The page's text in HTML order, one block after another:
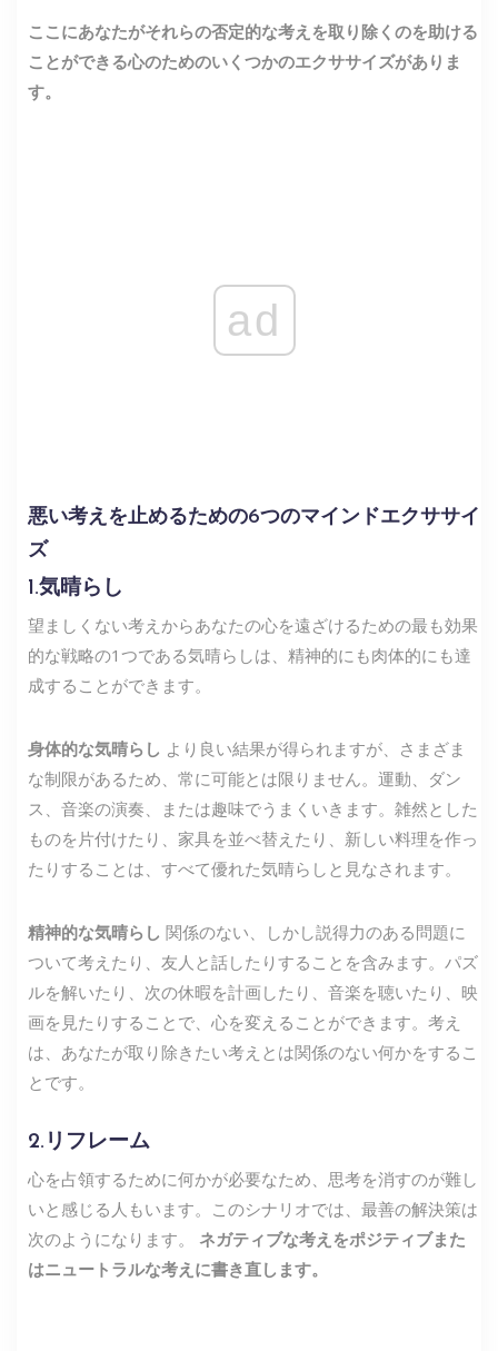
ここにあなたがそれらの否定的な考えを取り除くのを助ける
ことができる心のためのいくつかのエクササイズがありま
す。
ad
悪い考えを止めるための6つのマインドエクササイ
ズ
1.気晴らし
望ましくない考えからあなたの心を遠ざけるための最も効果
的な戦略の1つである気晴らしは、精神的にも肉体的にも達
成することができます。
身体的な気晴らし より良い結果が得られますが、さまざま
な制限があるため、常に可能とは限りません。運動、ダン
ス、音楽の演奏、または趣味でうまくいきます。雑然とした
ものを片付けたり、家具を並べ替えたり、新しい料理を作っ
たりすることは、すべて優れた気晴らしと見なされます。
精神的な気晴らし 関係のない、しかし説得力のある問題に
ついて考えたり、友人と話したりすることを含みます。パズ
ルを解いたり、次の休暇を計画したり、音楽を聴いたり、映
画を見たりすることで、心を変えることができます。考え
は、あなたが取り除きたい考えとは関係のない何かをするこ
とです。
2.リフレーム
心を占領するために何かが必要なため、思考を消すのが難し
いと感じる人もいます。このシナリオでは、最善の解決策は
次のようになります。 ネガティブな考えをポジティブまた
はニュートラルな考えに書き直します。